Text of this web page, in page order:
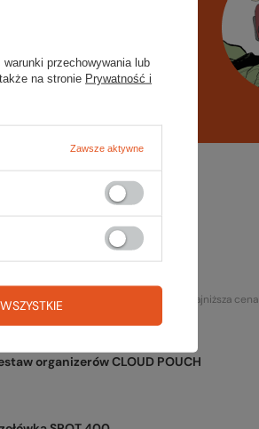
narty
BROADCASTER
Najniższa
organizerów CLOUD POUCH
warunki przechowywania lub
na stronie Prywatność i
Zawsze aktywne